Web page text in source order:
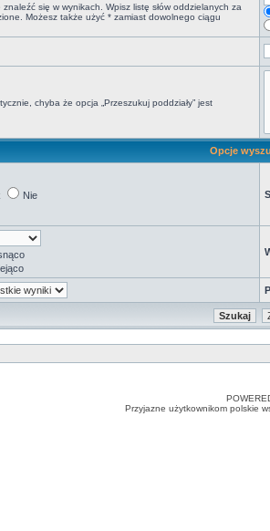
się w wynikach. Wpisz listę słów oddzielanych za
Możesz także użyć * zamiast dowolnego ciągu
chyba że opcja „Przeszukuj poddziały” jest
Opcje
Nie
Przyjazne użytkownikom polskie